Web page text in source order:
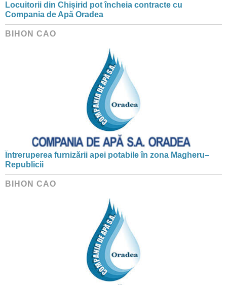
Locuitorii din Chișirid pot încheia contracte cu
Compania de Apă Oradea
BIHON CAO
Întreruperea furnizării apei potabile în zona Magheru–
Republicii
BIHON CAO